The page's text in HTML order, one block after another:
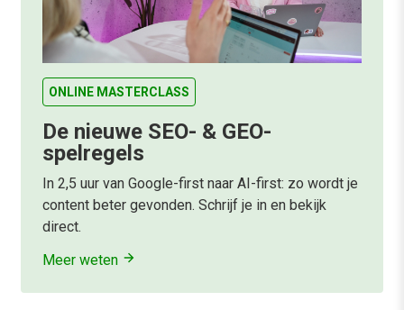
ONLINE MASTERCLASS
De nieuwe SEO- & GEO-
spelregels
In 2,5 uur van Google-first naar AI-first: zo wordt je
content beter gevonden. Schrijf je in en bekijk
direct.
Meer weten